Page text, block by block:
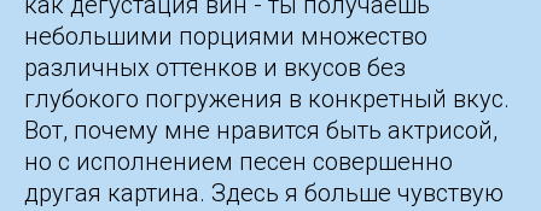
небольшими порциями множество
различных оттенков и вкусов без
глубокого погружения в конкретный вкус.
Вот, почему мне нравится быть актрисой,
но с исполнением песен совершенно
другая картина. Здесь я больше чувствую